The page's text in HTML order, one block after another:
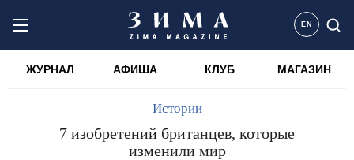
EN
ЖУРНАЛ АФИША КЛУБ МАГАЗИН
Истории
7 изобретений британцев, которые
изменили мир